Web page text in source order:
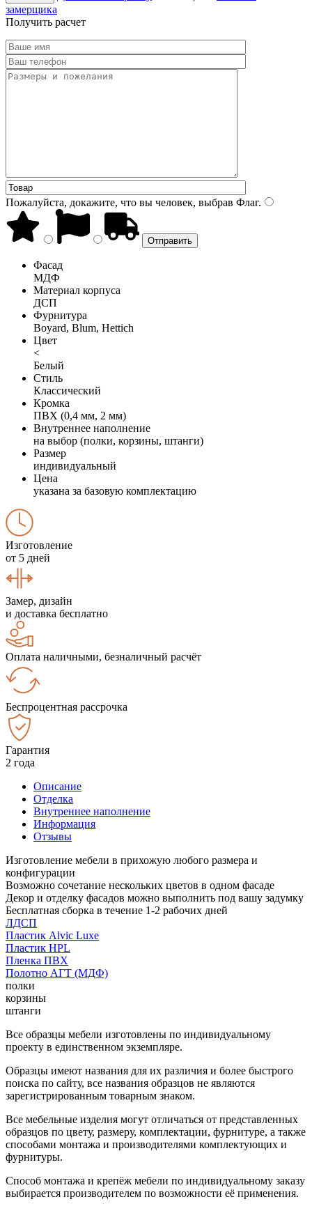
замерщика
Получить расчет
Пожалуйста, докажите, что вы человек, выбрав Флаг.
Фасад
МДФ
Материал корпуса
ДСП
Фурнитура
Boyard, Blum, Hettich
Цвет
<
Белый
Стиль
Классический
Кромка
ПВХ (0,4 мм, 2 мм)
Внутреннее наполнение
на выбор (полки, корзины, штанги)
Размер
индивидуальный
Цена
указана за базовую комплектацию
Изготовление
от 5 дней
Замер, дизайн
и доставка бесплатно
Оплата наличными, безналичный расчёт
Беспроцентная рассрочка
Гарантия
2 года
Описание
Отделка
Внутреннее наполнение
Информация
Отзывы
Изготовление мебели в прихожую любого размера и
конфигурации
Возможно сочетание нескольких цветов в одном фасаде
Декор и отделку фасадов можно выполнить под вашу задумку
Бесплатная сборка в течение 1-2 рабочих дней
ЛДСП
Пластик Alvic Luxe
Пластик HPL
Пленка ПВХ
Полотно АГТ (МДФ)
полки
корзины
штанги
Все образцы мебели изготовлены по индивидуальному
проекту в единственном экземпляре.
Образцы имеют названия для их различия и более быстрого
поиска по сайту, все названия образцов не являются
зарегистрированным товарным знаком.
Все мебельные изделия могут отличаться от представленных
образцов по цвету, размеру, комплектации, фурнитуре, а также
способами монтажа и производителями комплектующих и
фурнитуры.
Способ монтажа и крепёж мебели по индивидуальному заказу
выбирается производителем по возможности её применения.